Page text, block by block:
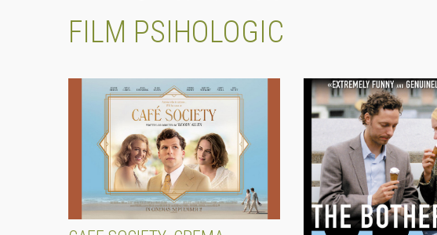
FILM PSIHOLOGIC